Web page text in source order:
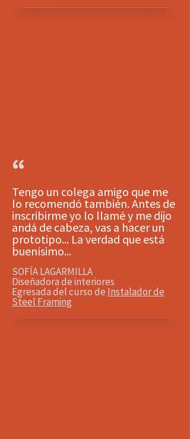
“
Tengo un colega amigo que me
lo recomendó también. Antes de
inscribirme yo lo llamé y me dijo
andá de cabeza, vas a hacer un
prototipo... La verdad que está
buenísimo...
SOFÍA LAGARMILLA
Diseñadora de interiores
Egresada del curso de Instalador de
Steel Framing